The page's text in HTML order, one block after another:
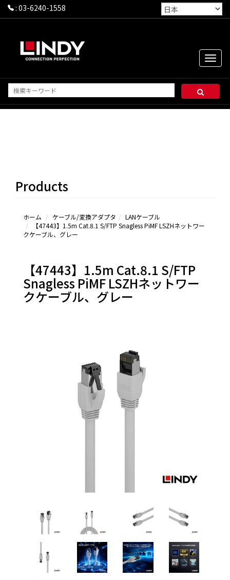
: 03-6240-1558
Toggle
USB
Apple
Lightning
Thunderbolt
PS/2
RS-232
LANケーブル
Products
ホーム ケーブル/変換アダプタ
LANケーブル
【47443】1.5m Cat.8.1 S/FTP Snagless PiMF LSZHネットワー
クケーブル、グレー
【47443】1.5m Cat.8.1 S/FTP
Snagless PiMF LSZHネットワー
クケーブル、グレー